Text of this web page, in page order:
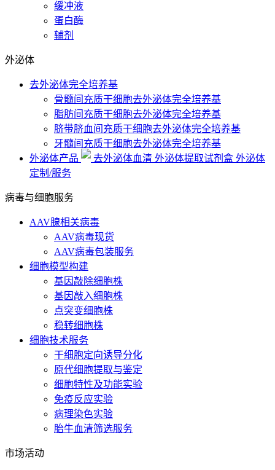
缓冲液
蛋白酶
辅剂
外泌体
去外泌体完全培养基
骨髓间充质干细胞去外泌体完全培养基
脂肪间充质干细胞去外泌体完全培养基
脐带脐血间充质干细胞去外泌体完全培养基
牙髓间充质干细胞去外泌体完全培养基
外泌体产品
去外泌体血清 外泌体提取试剂盒 外泌体
定制/服务
病毒与细胞服务
AAV腺相关病毒
AAV病毒现货
AAV病毒包装服务
细胞模型构建
基因敲除细胞株
基因敲入细胞株
点突变细胞株
稳转细胞株
细胞技术服务
干细胞定向诱导分化
原代细胞提取与鉴定
细胞特性及功能实验
免疫反应实验
病理染色实验
胎牛血清筛选服务
市场活动